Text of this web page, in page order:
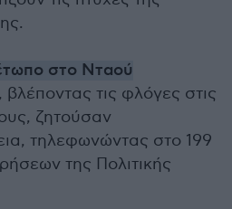
στο Νταού
βλέποντας τις φλόγες στις
ζητούσαν
τηλεφωνώντας στο 199
της Πολιτικής